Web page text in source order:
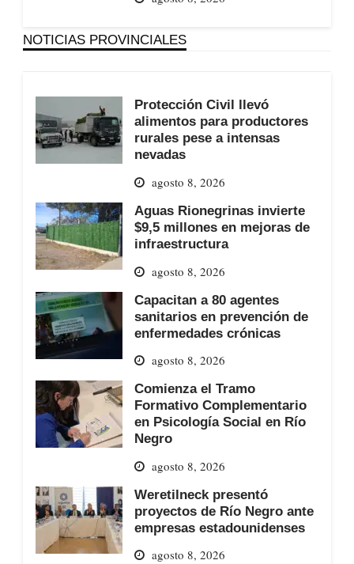
NOTICIAS PROVINCIALES
Protección Civil llevó
alimentos para productores
rurales pese a intensas
nevadas
agosto 8, 2026
Aguas Rionegrinas invierte
$9,5 millones en mejoras de
infraestructura
agosto 8, 2026
Capacitan a 80 agentes
sanitarios en prevención de
enfermedades crónicas
agosto 8, 2026
Comienza el Tramo
Formativo Complementario
en Psicología Social en Río
Negro
agosto 8, 2026
Weretilneck presentó
proyectos de Río Negro ante
empresas estadounidenses
agosto 8, 2026